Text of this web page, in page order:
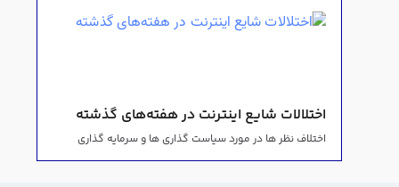
اختلالات شایع اینترنت در هفته‌های گذشته
اختلاف نظر ها در مورد سیاست گذاری ها و سرمایه گذاری